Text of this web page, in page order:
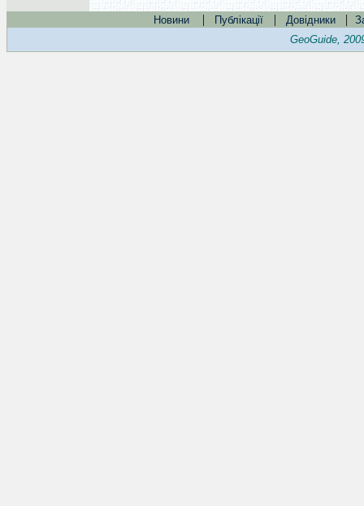
Новини | Публікації | Довідники |
GeoGuide,